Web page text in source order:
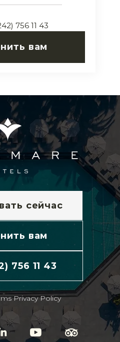
756 11 43
вам
сейчас
вам
756 11 43
Privacy Policy